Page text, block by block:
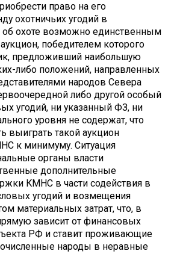
право на его
охотничьих угодий в
об охоте возможно единственным
победителем которого
предложивший наибольшую
либо положений, направленных
народов Севера
либо другой особый
угодий, ни указанный ФЗ, ни
уровня не содержат, что
выиграть такой аукцион
к минимуму. Ситуация
органы власти
дополнительные
КМНС в части содействия в
угодий и возмещения
материальных затрат, что, в
зависит от финансовых
РФ и ставит проживающие
народы в неравные